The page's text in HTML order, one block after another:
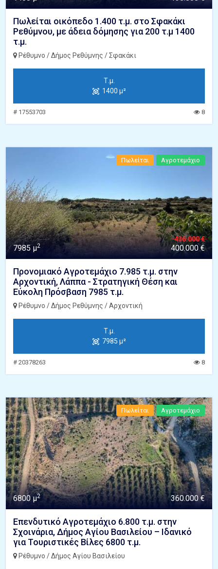
Πωλείται οικόπεδο 1.400 τ.μ. στο Σφακάκι
Ρεθύμνου, με άδεια δόμησης για 200 τ.μ 1400
τ.μ.
Ρέθυμνο / Δήμος Ρεθύμνης / Σφακάκι
Τ.μ.
1400 μ²
# 17553703 8
Πωλείται Αγροτεμάχιο
7985 μ2
436.000 €
400.000 €
Προνομιακό Αγροτεμάχιο 7.985 τ.μ. στην
Αρχοντική, Λάππα - Στρατηγική Θέση και
Εύκολη Πρόσβαση 7985 τ.μ.
Ρέθυμνο / Δήμος Ρεθύμνης / Αρχοντική
Τ.μ.
7985 μ²
# 20378263 8
Πωλείται Αγροτεμάχιο
6800 μ2 360.000 €
Επενδυτικό Αγροτεμάχιο 6.800 τ.μ. στην
Σχοινάρια, Δήμος Αγίου Βασιλείου – Ιδανικό
για Τουριστικές Βίλες 6800 τ.μ.
Ρέθυμνο / Δήμος Αγίου Βασιλείου